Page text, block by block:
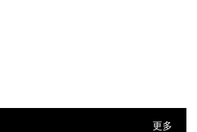
更多